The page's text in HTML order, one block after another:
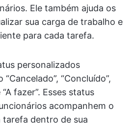
Ele também ajuda os
sua carga de trabalho e
para cada tarefa.
personalizados
“Concluído”,
fazer”. Esses status
acompanhem o
dentro de sua